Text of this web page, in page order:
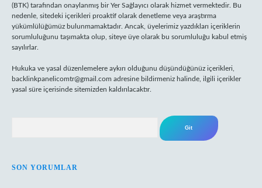
(BTK) tarafından onaylanmış bir Yer Sağlayıcı olarak hizmet vermektedir. Bu
nedenle, sitedeki içerikleri proaktif olarak denetleme veya araştırma
yükümlülüğümüz bulunmamaktadır. Ancak, üyelerimiz yazdıkları içeriklerin
sorumluluğunu taşımakta olup, siteye üye olarak bu sorumluluğu kabul etmiş
sayılırlar.
Hukuka ve yasal düzenlemelere aykırı olduğunu düşündüğünüz içerikleri,
backlinkpanelicomtr@gmail.com adresine bildirmeniz halinde, ilgili içerikler
yasal süre içerisinde sitemizden kaldırılacaktır.
SON YORUMLAR